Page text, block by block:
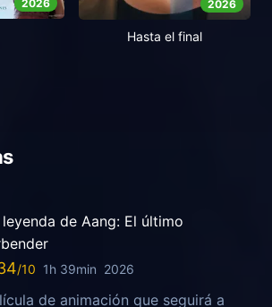
2026 2026
Hasta el final
leyenda de Aang: El último
1h 39min 2026
de animación que seguirá a